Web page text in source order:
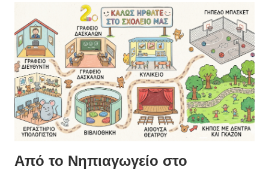
Από το Νηπιαγωγείο στο